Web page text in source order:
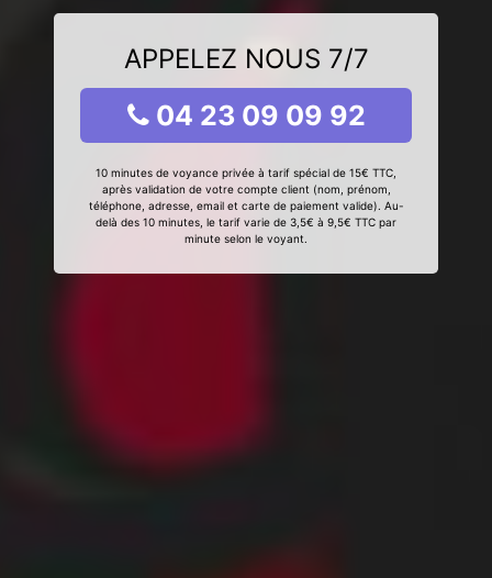
APPELEZ NOUS 7/7
04 23 09 09 92
10 minutes de voyance privée à tarif spécial de 15€ TTC,
après validation de votre compte client (nom, prénom,
téléphone, adresse, email et carte de paiement valide). Au-
delà des 10 minutes, le tarif varie de 3,5€ à 9,5€ TTC par
minute selon le voyant.